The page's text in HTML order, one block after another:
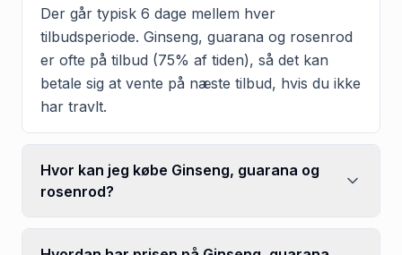
Der går typisk 6 dage mellem hver
tilbudsperiode. Ginseng, guarana og rosenrod
er ofte på tilbud (75% af tiden), så det kan
betale sig at vente på næste tilbud, hvis du ikke
har travlt.
Hvor kan jeg købe Ginseng, guarana og
rosenrod?